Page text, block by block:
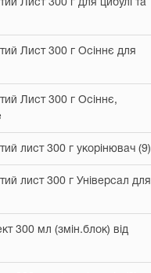
Лист 300 г для цибулі та
Лист 300 г Осіннє для
Лист 300 г Осіннє,
лист 300 г укорінювач (9)
лист 300 г Універсал для
300 мл (змін.блок) від